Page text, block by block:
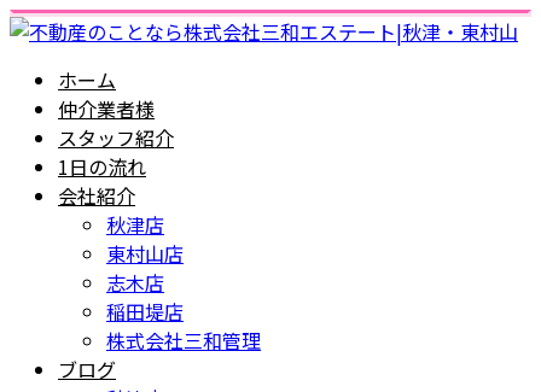
ホーム
仲介業者様
スタッフ紹介
1日の流れ
会社紹介
秋津店
東村山店
志木店
稲田堤店
株式会社三和管理
ブログ